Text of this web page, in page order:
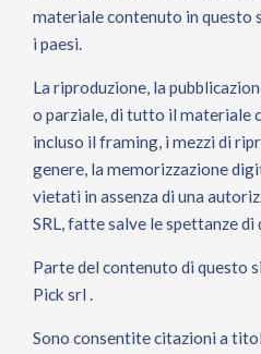
materiale contenuto in
i paesi.
La riproduzione, la
o parziale, di tutto il materiale
incluso il framing, i mezzi di
genere, la memorizzazione
vietati in assenza di una
SRL, fatte salve le spettanze
Parte del contenuto di questo
Pick srl .
Sono consentite citazioni a